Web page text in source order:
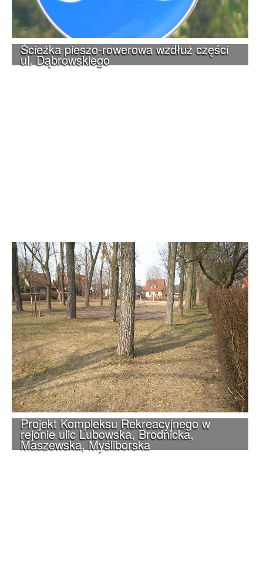
Ścieżka pieszo-rowerowa wzdłuż części
ul. Dąbrowskiego
Projekt Kompleksu Rekreacyjnego w
rejonie ulic Lubowska, Brodnicka,
Maszewska, Myśliborska